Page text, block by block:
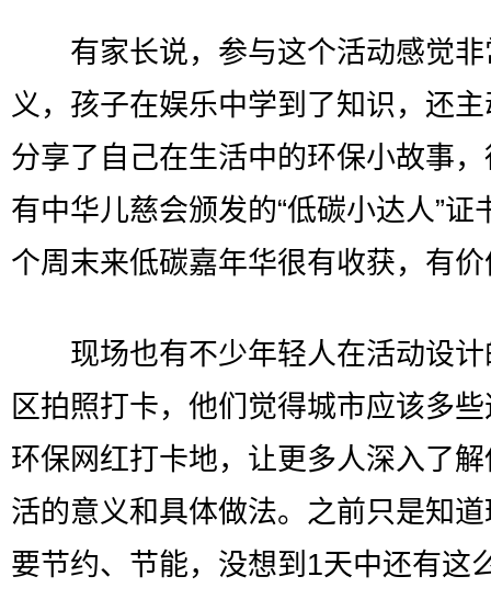
有家长说，参与这个活动感觉非
义，孩子在娱乐中学到了知识，还
分享了自己在生活中的环保小故事
有中华儿慈会颁发的“低碳小达人”证
个周末来低碳嘉年华很有收获，有
现场也有不少年轻人在活动设计
区拍照打卡，他们觉得城市应该多
环保网红打卡地，让更多人深入了
活的意义和具体做法。之前只是知
要节约、节能，没想到1天中还有这